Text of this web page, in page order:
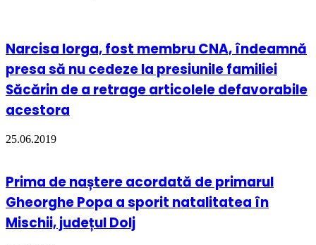
Narcisa Iorga, fost membru CNA, îndeamnă
presa să nu cedeze la presiunile familiei
Săcărin de a retrage articolele defavorabile
acestora
25.06.2019
Prima de naștere acordată de primarul
Gheorghe Popa a sporit natalitatea în
Mischii, județul Dolj